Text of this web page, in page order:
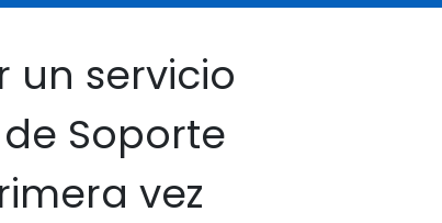
un servicio
Soporte
vez